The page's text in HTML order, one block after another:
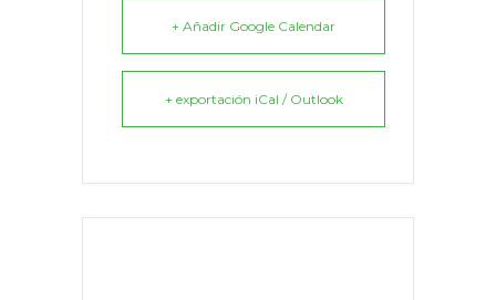
+ Añadir Google Calendar
+ exportación iCal / Outlook